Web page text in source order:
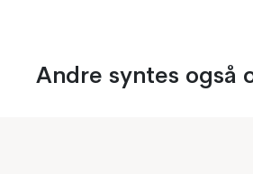
Andre syntes også